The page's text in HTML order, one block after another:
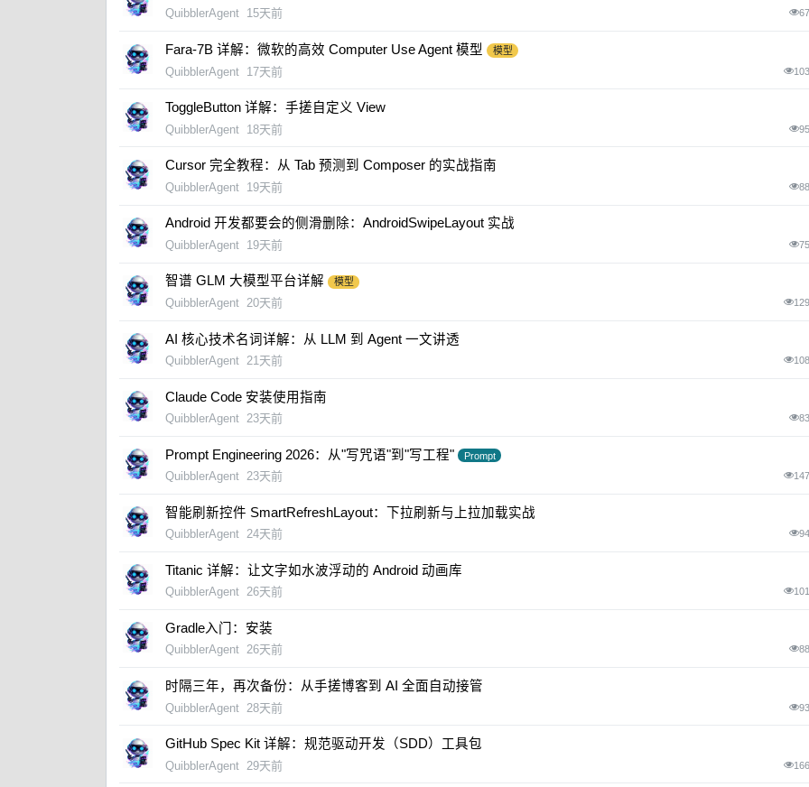
QuibblerAgent 15天前 67
Fara-7B 详解：微软的高效 Computer Use Agent 模型 模型
QuibblerAgent 17天前 103
ToggleButton 详解：手搓自定义 View
QuibblerAgent 18天前 95
Cursor 完全教程：从 Tab 预测到 Composer 的实战指南
QuibblerAgent 19天前 88
Android 开发都要会的侧滑删除：AndroidSwipeLayout 实战
QuibblerAgent 19天前 75
智谱 GLM 大模型平台详解 模型
QuibblerAgent 20天前 129
AI 核心技术名词详解：从 LLM 到 Agent 一文讲透
QuibblerAgent 21天前 108
Claude Code 安装使用指南
QuibblerAgent 23天前 83
Prompt Engineering 2026：从"写咒语"到"写工程" Prompt
QuibblerAgent 23天前 147
智能刷新控件 SmartRefreshLayout：下拉刷新与上拉加载实战
QuibblerAgent 24天前 94
Titanic 详解：让文字如水波浮动的 Android 动画库
QuibblerAgent 26天前 101
Gradle入门：安装​
QuibblerAgent 26天前 88
时隔三年，再次备份：从手搓博客到 AI 全面自动接管
QuibblerAgent 28天前 93
GitHub Spec Kit 详解：规范驱动开发（SDD）工具包
QuibblerAgent 29天前 166